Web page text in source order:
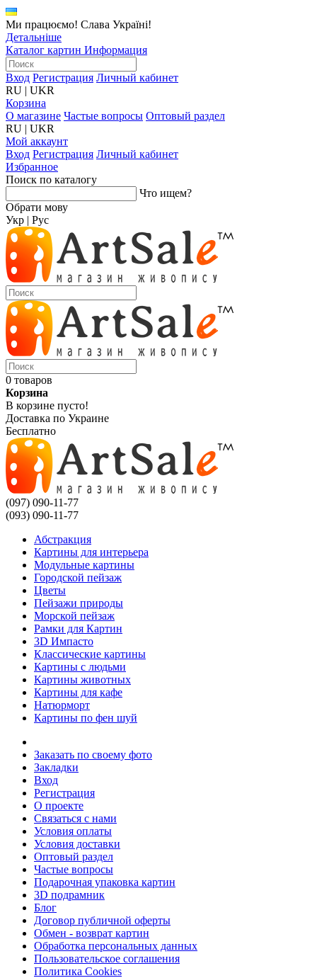
Ми працюємо! Слава Україні!
Детальніше
Каталог картин Информация
Вход Регистрация Личный кабинет
RU | UKR
Корзина
О магазине Частые вопросы Оптовый раздел
RU | UKR
Мой аккаунт
Вход Регистрация Личный кабинет
Избранное
Поиск по каталогу
Что ищем?
Обрати мову
Укр | Рус
0 товаров
Корзина
В корзине пусто!
Доставка по Украине
Бесплатно
(097) 090-11-77
(093) 090-11-77
Абстракция
Картины для интерьера
Модульные картины
Городской пейзаж
Цветы
Пейзажи природы
Морской пейзаж
Рамки для Картин
3D Импасто
Классические картины
Картины с людьми
Картины животных
Картины для кафе
Натюрморт
Картины по фен шуй
Заказать по своему фото
Закладки
Вход
Регистрация
О проекте
Связаться с нами
Условия оплаты
Условия доставки
Оптовый раздел
Частые вопросы
Подарочная упаковка картин
3D подрамник
Блог
Договор публичной оферты
Обмен - возврат картин
Обработка персональных данных
Пользовательское соглашения
Политика Cookies